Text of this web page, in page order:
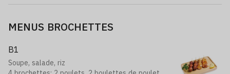
MENUS BROCHETTES
B1
Soupe, salade, riz